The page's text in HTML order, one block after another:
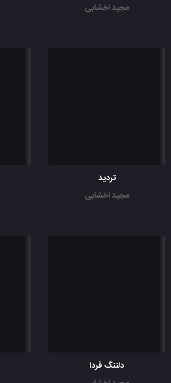
مجید اخشابی
تردید
مجید اخشابی
دلتنگ فردا